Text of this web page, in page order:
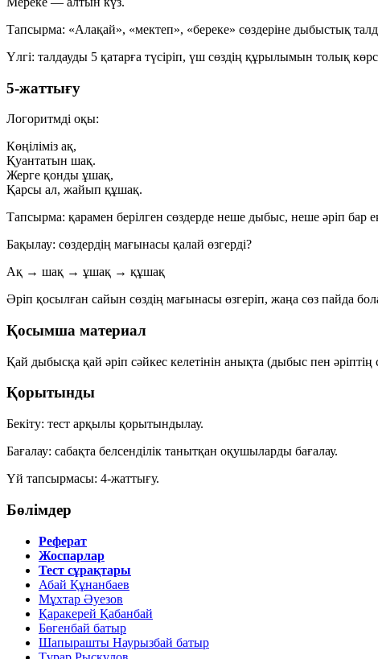
Тапсырма: «Алақай», «мектеп», «береке» сөздеріне дыбыстық
Үлгі: талдауды 5 қатарға түсіріп, үш сөздің құрылымын толық
5-жаттығу
Логоритмді оқы:
Көңіліміз ақ,
Қуантатын шақ.
Жерге қонды ұшақ,
Қарсы ал, жайып құшақ.
Тапсырма: қарамен берілген сөздерде неше дыбыс, неше әріп бар
Бақылау: сөздердің мағынасы қалай өзгерді?
Ақ → шақ → ұшақ → құшақ
Әріп қосылған сайын сөздің мағынасы өзгеріп, жаңа сөз пайда
Қосымша материал
Қай дыбысқа қай әріп сәйкес келетінін анықта (дыбыс пен әріптің
Қорытынды
Бекіту: тест арқылы қорытындылау.
Бағалау: сабақта белсенділік танытқан оқушыларды бағалау.
Үй тапсырмасы: 4-жаттығу.
Бөлімдер
Реферат
Жоспарлар
Тест сұрақтары
Абай Құнанбаев
Мұхтар Әуезов
Қаракерей Қабанбай
Бөгенбай батыр
Шапырашты Наурызбай батыр